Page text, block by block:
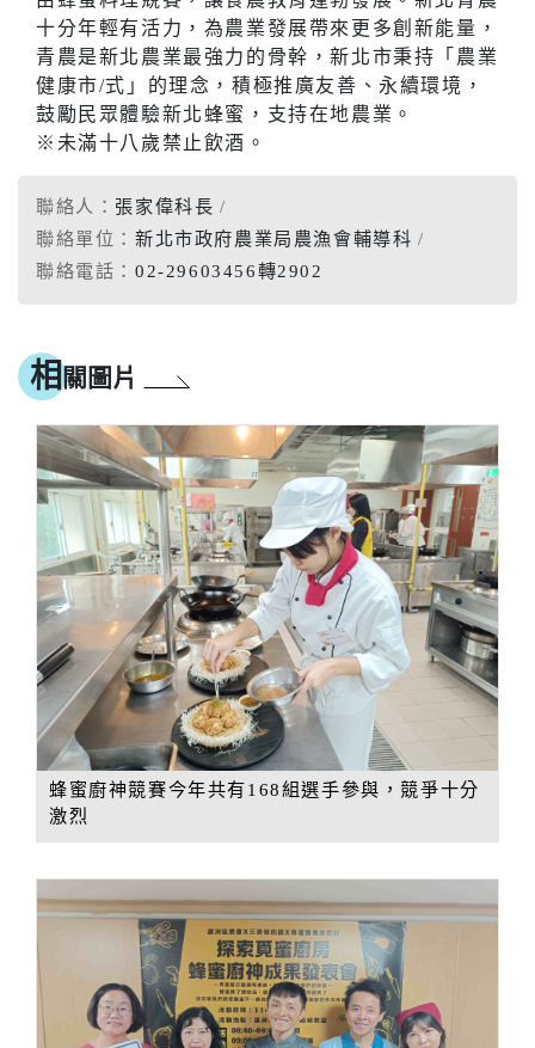
十分年輕有活力，為農業發展帶來更多創新能量，
青農是新北農業最強力的骨幹，新北市秉持「農業
健康市/式」的理念，積極推廣友善、永續環境，
鼓勵民眾體驗新北蜂蜜，支持在地農業。
※未滿十八歲禁止飲酒。
聯絡人： 張家偉科長
聯絡單位： 新北市政府農業局農漁會輔導科
聯絡電話： 02-29603456轉2902
相 關圖片
蜂蜜廚神競賽今年共有168組選手參與，競爭十分
激烈